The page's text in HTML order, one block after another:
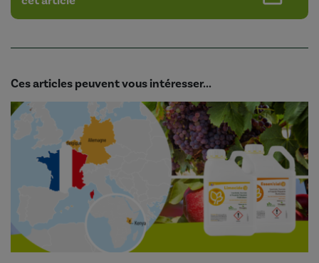
Ces articles peuvent vous intéresser...